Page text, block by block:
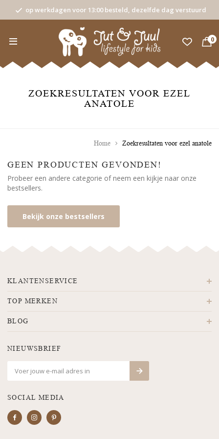
op werkdagen voor 13:00 besteld, dezelfde dag verstuurd
0
ZOEKRESULTATEN VOOR EZEL
ANATOLE
Home Zoekresultaten voor ezel anatole
GEEN PRODUCTEN GEVONDEN!
Probeer een andere categorie of neem een kijkje naar onze
bestsellers.
Bekijk onze bestsellers
KLANTENSERVICE
TOP MERKEN
BLOG
NIEUWSBRIEF
SOCIAL MEDIA